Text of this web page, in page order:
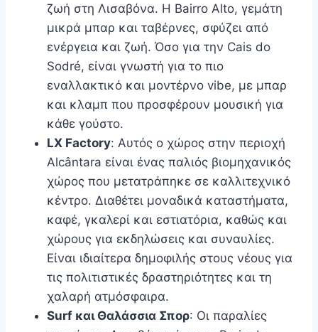
ζωή στη Λισαβόνα. Η Bairro Alto, γεμάτη
μικρά μπαρ και ταβέρνες, σφύζει από
ενέργεια και ζωή. Όσο για την Cais do
Sodré, είναι γνωστή για το πιο
εναλλακτικό και μοντέρνο vibe, με μπαρ
και κλαμπ που προσφέρουν μουσική για
κάθε γούστο.
LX Factory: Αυτός ο χώρος στην περιοχή
Alcântara είναι ένας παλιός βιομηχανικός
χώρος που μετατράπηκε σε καλλιτεχνικό
κέντρο. Διαθέτει μοναδικά καταστήματα,
καφέ, γκαλερί και εστιατόρια, καθώς και
χώρους για εκδηλώσεις και συναυλίες.
Είναι ιδιαίτερα δημοφιλής στους νέους για
τις πολιτιστικές δραστηριότητες και τη
χαλαρή ατμόσφαιρα.
Surf και Θαλάσσια Σπορ: Οι παραλίες